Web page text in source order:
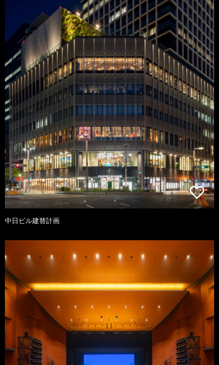
中日ビル建替計画